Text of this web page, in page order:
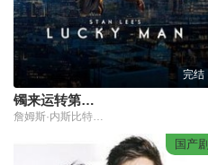
完结
镯来运转第二季
国产剧